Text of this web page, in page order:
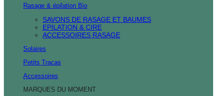
Rasage & épilation Bio
SAVONS DE RASAGE ET BAUMES
EPILATION & CIRE
ACCESSOIRES RASAGE
Solaires
Petits Tracas
Accessoires
MARQUES DU MOMENT